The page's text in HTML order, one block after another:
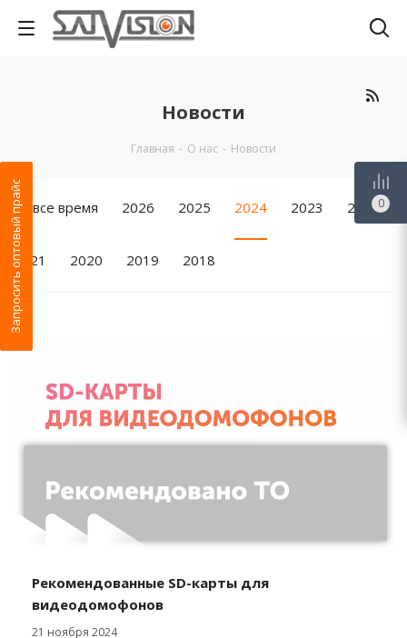
Новости
Главная - О нас - Новости
За все время 2026 2025 2024 2023 2022
2021 2020 2019 2018
Рекомендованные SD-карты для
видеодомофонов
21 ноября 2024
Запросить оптовый прайс 0